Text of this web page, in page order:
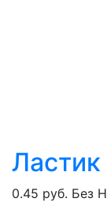
0.45 руб. Без